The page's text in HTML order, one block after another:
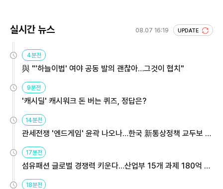
실시간 뉴스 08.07 16:19 UPDATE
4분전
與 "'하늘이법' 여야 공동 발의 괜찮아…그것이 협치"
9분전
'캐시딜' 캐시워크 돈 버는 퀴즈, 정답은?
14분전
관세전쟁 '엔드게임' 윤곽 나오나…한국 新통상정책 교두보 활
17분전
섬유패션 글로벌 경쟁력 키운다…산업부 15개 과제 180억 지
18분전